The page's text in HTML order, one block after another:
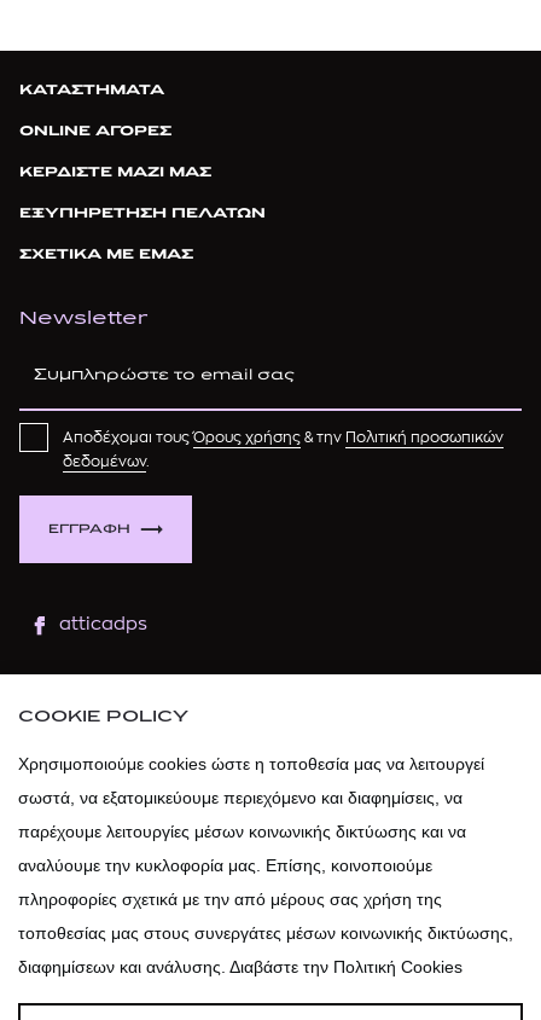
ΚΑΤΑΣΤΗΜΑΤΑ
ONLINE ΑΓΟΡΕΣ
ΚΕΡΔΙΣΤΕ ΜΑΖΙ ΜΑΣ
ΕΞΥΠΗΡΕΤΗΣΗ ΠΕΛΑΤΩΝ
ΣΧΕΤΙΚΑ ΜΕ ΕΜΑΣ
Newsletter
ΕΓΓΡΑΦΗ
Αποδέχομαι τουςΌρους χρήσης & την Πολιτική προσωπικών
δεδομένων.
atticadps
atticadps
COOKIE POLICY
Χρησιμοποιούμε cookies ώστε η τοποθεσία μας να λειτουργεί
σωστά, να εξατομικεύουμε περιεχόμενο και διαφημίσεις, να
παρέχουμε λειτουργίες μέσων κοινωνικής δικτύωσης και να
αναλύουμε την κυκλοφορία μας. Επίσης, κοινοποιούμε
πληροφορίες σχετικά με την από μέρους σας χρήση της
τοποθεσίας μας στους συνεργάτες μέσων κοινωνικής δικτύωσης,
διαφημίσεων και ανάλυσης. Διαβάστε την Πολιτική Cookies